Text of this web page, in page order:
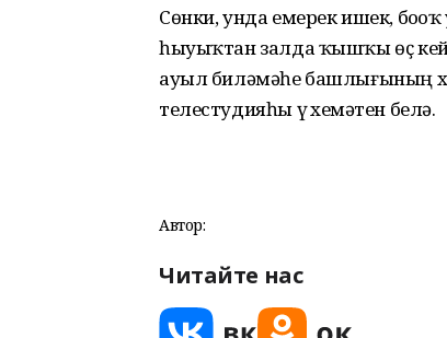
Сөнки, унда емерек ишек,
һыуыҡтан залда ҡышҡы өҫ
ауыл биләмәһе башлығының
телестудияһы үҙ хеҙмәтен белә.
Автор:
Читайте нас